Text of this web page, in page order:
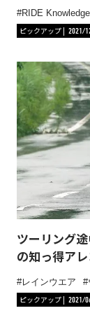
RIDE Knowledge
ピックアップ
2021/
ツーリング
の知っ得アレ
レインウエア
ピックアップ
2021/